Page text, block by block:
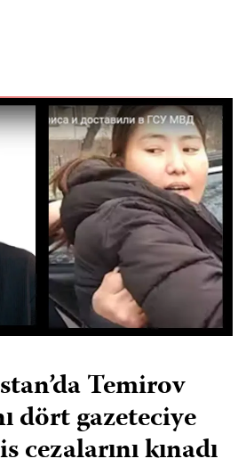
Temirov
dört gazeteciye
cezalarını kınadı